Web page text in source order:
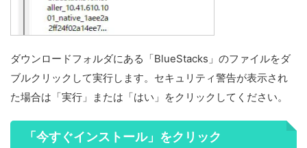
ダウンロードフォルダにある「BlueStacks」のファイルをダ
ブルクリックして実行します。セキュリティ警告が表示され
た場合は「実行」または「はい」をクリックしてください。
「今すぐインストール」をクリック